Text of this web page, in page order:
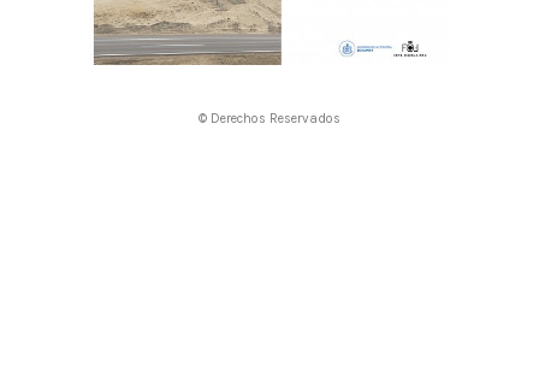
© Derechos Reservados